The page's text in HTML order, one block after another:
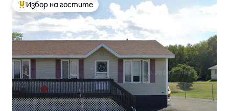
Най-популярен избор на гостите
Избор на гостите